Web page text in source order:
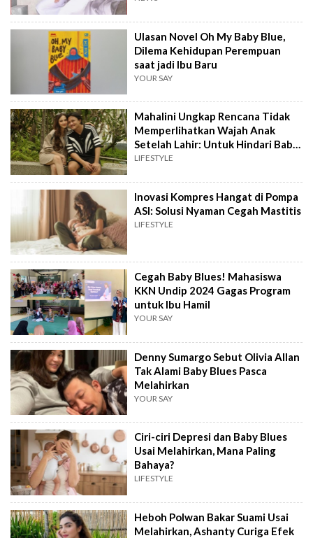
Ulasan Novel Oh My Baby Blue,
Dilema Kehidupan Perempuan
saat jadi Ibu Baru
YOUR SAY
Mahalini Ungkap Rencana Tidak
Memperlihatkan Wajah Anak
Setelah Lahir: Untuk Hindari Baby
Blues?
LIFESTYLE
Inovasi Kompres Hangat di Pompa
ASI: Solusi Nyaman Cegah Mastitis
LIFESTYLE
Cegah Baby Blues! Mahasiswa
KKN Undip 2024 Gagas Program
untuk Ibu Hamil
YOUR SAY
Denny Sumargo Sebut Olivia Allan
Tak Alami Baby Blues Pasca
Melahirkan
YOUR SAY
Ciri-ciri Depresi dan Baby Blues
Usai Melahirkan, Mana Paling
Bahaya?
LIFESTYLE
Heboh Polwan Bakar Suami Usai
Melahirkan, Ashanty Curiga Efek